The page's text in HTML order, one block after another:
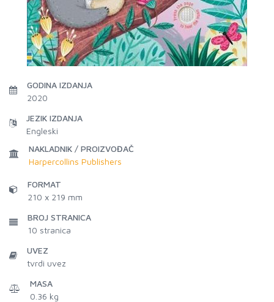
GODINA IZDANJA
2020
JEZIK IZDANJA
Engleski
NAKLADNIK / PROIZVOĐAČ
Harpercollins Publishers
FORMAT
210 x 219 mm
BROJ STRANICA
10 stranica
UVEZ
tvrdi uvez
MASA
0.36 kg